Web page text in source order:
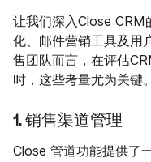
让我们深入Close CRM
化、邮件营销工具及用
售团队而言，在评估
时，这些考量尤为关键。
1. 销售渠道管理
Close 管道功能提供了